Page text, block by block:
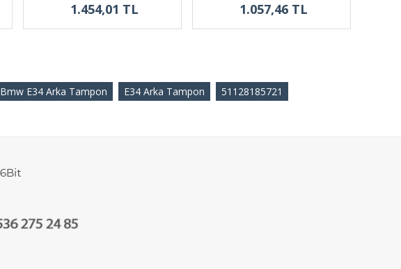
1.454,01 TL 1.057,46 TL
Bmw E34 Arka Tampon E34 Arka Tampon 51128185721